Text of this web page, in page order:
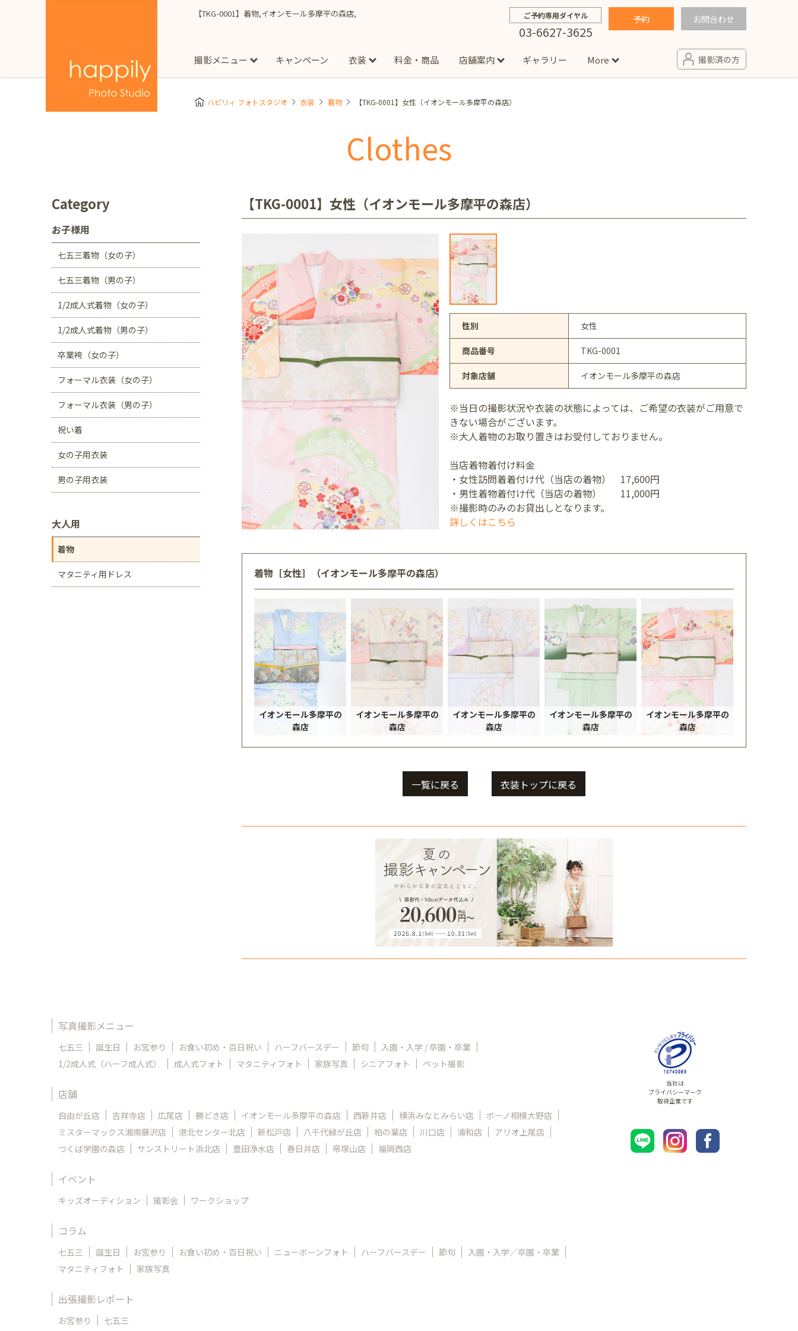
【TKG-0001】着物,イオンモール多摩平の森店, ご予約専用ダイヤル
03-6627-3625
予約 お問合わせ
撮影メニュー
スタジオ撮影
成人式フォト マタニティフォト
お宮参り 入園・入学／卒園・卒業 ファミリーフォト 誕生日 プロフィール写真・宣材写真
キャンペーン 衣装
Clothes
七五三着物(男の子) 1/2成人式着物(女の子)
フォーマル衣装(男の子) 祝い着
マタニティ用ドレス
料金・商品 店舗案内
Store
吉祥寺店 イオンモール多摩平の森店
浦和店 アリオ上尾店
つくば学園の森店
静岡県
サンストリート浜北店
春日井店
帝塚山店
福岡県
ギャラリー More
More
撮影済の方
ハピリィ フォトスタジオ 衣装 着物 【TKG-0001】女性（イオンモール多摩平の森店）
Clothes
【TKG-0001】女性（イオンモール多摩平の森店）
性別 女性
商品番号 TKG-0001
対象店舗 イオンモール多摩平の森店
※当日の撮影状況や衣装の状態によっては、ご希望の衣装がご用意で
きない場合がございます。
※大人着物のお取り置きはお受付しておりません。
当店着物着付け料金
・女性訪問着着付け代（当店の着物） 17,600円
・男性着物着付け代（当店の着物） 11,000円
※撮影時のみのお貸出しとなります。
詳しくはこちら
着物［女性］（イオンモール多摩平の森店）
イオンモール多摩平の
森店
イオンモール多摩平の
森店
イオンモール多摩平の
森店
イオンモール多摩平の
森店
イオンモール多摩平の
森店
一覧に戻る 衣装トップに戻る
Category
お子様用
七五三着物（女の子）
七五三着物（男の子）
1/2成人式着物（女の子）
1/2成人式着物（男の子）
卒業袴（女の子）
フォーマル衣装（女の子）
フォーマル衣装（男の子）
祝い着
女の子用衣装
男の子用衣装
大人用
着物
マタニティ用ドレス
写真撮影メニュー
七五三 誕生日 お宮参り お食い初め・百日祝い ハーフバースデー 節句
入園・入学 / 卒園・卒業
1/2成人式（ハーフ成人式）
成人式フォト マタニティフォト 家族写真 シニアフォト ペット撮影
店舗
自由が丘店 吉祥寺店 広尾店 勝どき店 イオンモール多摩平の森店 西新井店 横浜みなとみらい店
ボーノ相模大野店
ミスターマックス湘南藤沢店
港北センター北店 新松戸店 八千代緑が丘店 柏の葉店 川口店 浦和店
アリオ上尾店
つくば学園の森店
サンストリート浜北店 豊田浄水店 春日井店 帝塚山店 福岡西店
イベント
キッズオーディション 撮影会 ワークショップ
コラム
七五三 誕生日 お宮参り お食い初め・百日祝い ニューボーンフォト ハーフバースデー 節句
入園・入学／卒園・卒業
マタニティフォト
家族写真
出張撮影レポート
お宮参り 七五三
当社は
プライバシーマーク
取得企業です